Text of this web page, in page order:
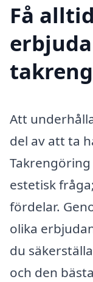
Få
Att
del av att ta
estetisk
fördelar.
olika
du
och den